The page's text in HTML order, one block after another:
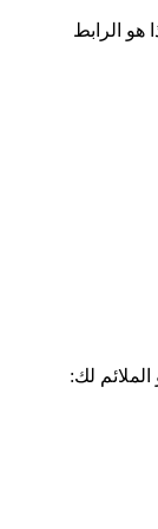
هو الرابط